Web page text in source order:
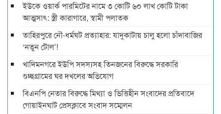
ইউকে ওয়ার্ক পারমিটের নামে ৩ কোটি ৬০ লাখ কোটি টাকা
আত্মসাৎ: স্ত্রী কারাগারে, স্বামী পলাতক
তাহিরপুরে নৌ-ধর্মঘট প্রত্যাহার: যাদুকাটায় চালু হলো চাঁদাবাজির
‘নতুন টোল’!
খাদিমনগরে ইউপি সদস্যসহ তিনজনের বিরুদ্ধে সরকারি
গুচ্ছগ্রামের ঘর দখলের অভিযোগ
বিএনপি নেতার বিরুদ্ধে মিথ্যা ও ভিত্তিহীন সংবাদের প্রতিবাদে
গোয়াইনঘাট প্রেসক্লাবে সংবাদ সম্মেলন